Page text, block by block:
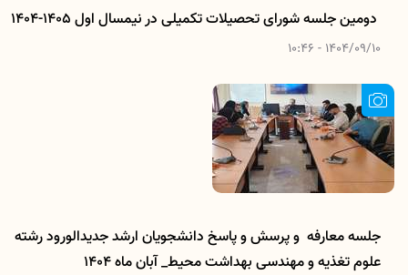
دومین جلسه شورای تحصیلات تکمیلی در نیمسال اول 1405-1404
1404/09/10 - 10:46
جلسه معارفه و پرسش و پاسخ دانشجویان ارشد جدیدالورود رشته
علوم تغذیه و مهندسی بهداشت محیط_ آبان ماه 1404